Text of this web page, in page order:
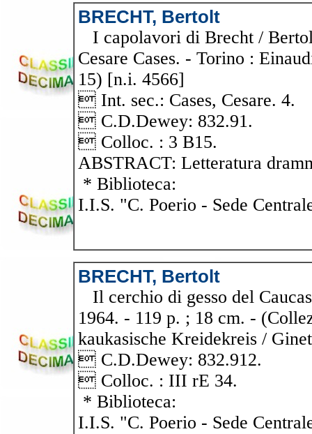
BRECHT, Bertolt
I capolavori di Brecht /
Cesare Cases. - Torino :
15) [n.i. 4566]
 Int. sec.: Cases, Cesare. 4.
 C.D.Dewey: 832.91.
 Colloc. : 3 B15.
ABSTRACT: Letteratura
* Biblioteca:
I.I.S. "C. Poerio - Sede
BRECHT, Bertolt
Il cerchio di gesso del
1964. - 119 p. ; 18 cm. -
kaukasische Kreidekreis /
 C.D.Dewey: 832.912.
 Colloc. : III rE 34.
* Biblioteca:
I.I.S. "C. Poerio - Sede